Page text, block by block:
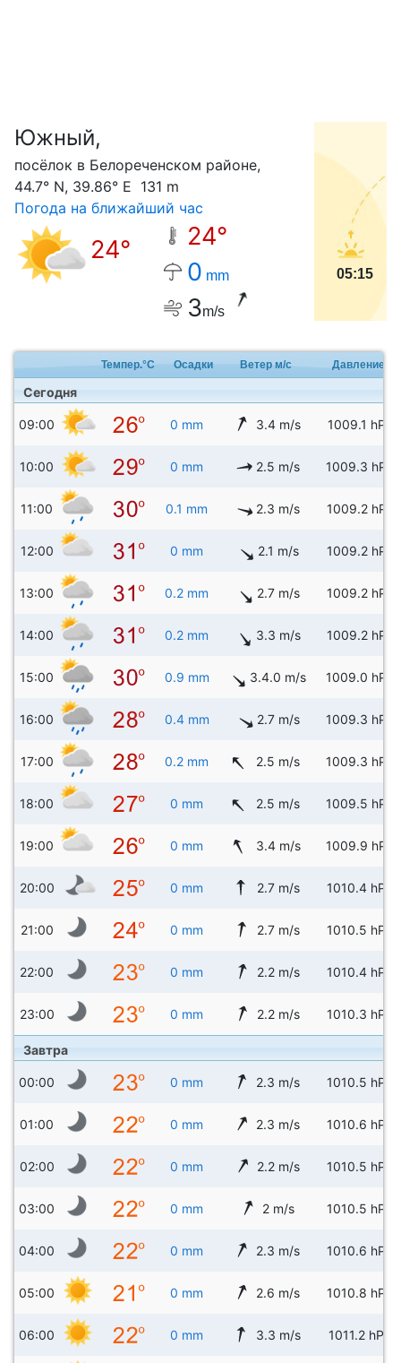
Южный,
посёлок в Белореченском районе,
44.7° N, 39.86° E 131 m
Погода на ближайший час
24°
24°
0 mm
3m/s
05:15
Темпер.°C Осадки Ветер м/с Давление
Сегодня
09:00 0 mm 3.4 m/s 1009.1 hPa
10:00 0 mm 2.5 m/s 1009.3 hPa
11:00 0.1 mm 2.3 m/s 1009.2 hPa
12:00 0 mm 2.1 m/s 1009.2 hPa
13:00 0.2 mm 2.7 m/s 1009.2 hPa
14:00 0.2 mm 3.3 m/s 1009.2 hPa
15:00 0.9 mm 3.4.0 m/s 1009.0 hPa
16:00 0.4 mm 2.7 m/s 1009.3 hPa
17:00 0.2 mm 2.5 m/s 1009.3 hPa
18:00 0 mm 2.5 m/s 1009.5 hPa
19:00 0 mm 3.4 m/s 1009.9 hPa
20:00 0 mm 2.7 m/s 1010.4 hPa
21:00 0 mm 2.7 m/s 1010.5 hPa
22:00 0 mm 2.2 m/s 1010.4 hPa
23:00 0 mm 2.2 m/s 1010.3 hPa
Завтра
00:00 0 mm 2.3 m/s 1010.5 hPa
01:00 0 mm 2.3 m/s 1010.6 hPa
02:00 0 mm 2.2 m/s 1010.5 hPa
03:00 0 mm 2 m/s 1010.5 hPa
04:00 0 mm 2.3 m/s 1010.6 hPa
05:00 0 mm 2.6 m/s 1010.8 hPa
06:00 0 mm 3.3 m/s 1011.2 hPa